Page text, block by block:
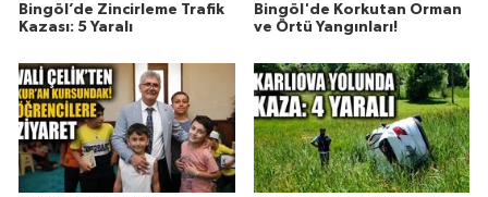
Bingöl’de Zincirleme Trafik
Kazası: 5 Yaralı
Bingöl'de Korkutan Orman
ve Örtü Yangınları!